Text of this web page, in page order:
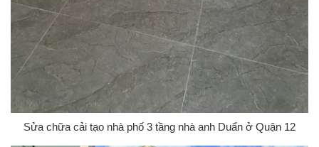
Sửa chữa cải tạo nhà phố 3 tầng nhà anh Duẩn ở Quận 12